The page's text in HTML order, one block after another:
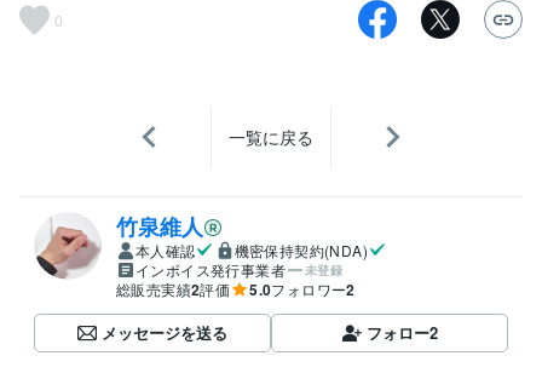
0
一覧に戻る
竹泉維人
本人確認
機密保持契約(NDA)
インボイス発行事業者
未登録
総販売実績2評価 5.0フォロワー2
メッセージを送る フォロー2